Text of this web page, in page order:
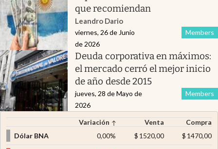
que recomiendan
Leandro Dario
Members
viernes, 26 de Junio
de 2026
Deuda corporativa en máximos:
el mercado cerró el mejor inicio
de año desde 2015
Members
jueves, 28 de Mayo de
2026
Variación Venta
Compra
Dólar BNA
0,00% $ 1520,00 $ 1470,00